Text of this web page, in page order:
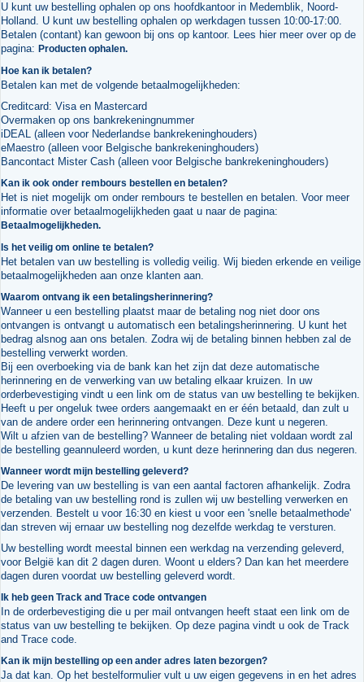
U kunt uw bestelling ophalen op ons hoofdkantoor in Medemblik, Noord-
Holland. U kunt uw bestelling ophalen op werkdagen tussen 10:00-17:00.
Betalen (contant) kan gewoon bij ons op kantoor. Lees hier meer over op de
pagina: Producten ophalen.
Hoe kan ik betalen?
Betalen kan met de volgende betaalmogelijkheden:
Creditcard: Visa en Mastercard
Overmaken op ons bankrekeningnummer
iDEAL (alleen voor Nederlandse bankrekeninghouders)
eMaestro (alleen voor Belgische bankrekeninghouders)
Bancontact Mister Cash (alleen voor Belgische bankrekeninghouders)
Kan ik ook onder rembours bestellen en betalen?
Het is niet mogelijk om onder rembours te bestellen en betalen. Voor meer
informatie over betaalmogelijkheden gaat u naar de pagina:
Betaalmogelijkheden.
Is het veilig om online te betalen?
Het betalen van uw bestelling is volledig veilig. Wij bieden erkende en veilige
betaalmogelijkheden aan onze klanten aan.
Waarom ontvang ik een betalingsherinnering?
Wanneer u een bestelling plaatst maar de betaling nog niet door ons
ontvangen is ontvangt u automatisch een betalingsherinnering. U kunt het
bedrag alsnog aan ons betalen. Zodra wij de betaling binnen hebben zal de
bestelling verwerkt worden.
Bij een overboeking via de bank kan het zijn dat deze automatische
herinnering en de verwerking van uw betaling elkaar kruizen. In uw
orderbevestiging vindt u een link om de status van uw bestelling te bekijken.
Heeft u per ongeluk twee orders aangemaakt en er één betaald, dan zult u
van de andere order een herinnering ontvangen. Deze kunt u negeren.
Wilt u afzien van de bestelling? Wanneer de betaling niet voldaan wordt zal
de bestelling geannuleerd worden, u kunt deze herinnering dan dus negeren.
Wanneer wordt mijn bestelling geleverd?
De levering van uw bestelling is van een aantal factoren afhankelijk. Zodra
de betaling van uw bestelling rond is zullen wij uw bestelling verwerken en
verzenden. Bestelt u voor 16:30 en kiest u voor een 'snelle betaalmethode'
dan streven wij ernaar uw bestelling nog dezelfde werkdag te versturen.
Uw bestelling wordt meestal binnen een werkdag na verzending geleverd,
voor België kan dit 2 dagen duren. Woont u elders? Dan kan het meerdere
dagen duren voordat uw bestelling geleverd wordt.
Ik heb geen Track and Trace code ontvangen
In de orderbevestiging die u per mail ontvangen heeft staat een link om de
status van uw bestelling te bekijken. Op deze pagina vindt u ook de Track
and Trace code.
Kan ik mijn bestelling op een ander adres laten bezorgen?
Ja dat kan. Op het bestelformulier vult u uw eigen gegevens in en het adres